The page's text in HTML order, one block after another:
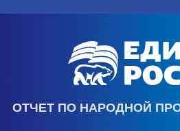
ОТЧЕТ ПО НАРОДНОЙ